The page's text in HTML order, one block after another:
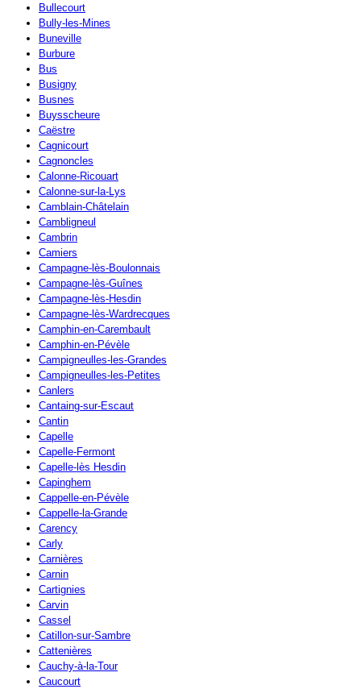
Bullecourt
Bully-les-Mines
Buneville
Burbure
Bus
Busigny
Busnes
Buysscheure
Caëstre
Cagnicourt
Cagnoncles
Calonne-Ricouart
Calonne-sur-la-Lys
Camblain-Châtelain
Cambligneul
Cambrin
Camiers
Campagne-lès-Boulonnais
Campagne-lès-Guînes
Campagne-lès-Hesdin
Campagne-lès-Wardrecques
Camphin-en-Carembault
Camphin-en-Pévèle
Campigneulles-les-Grandes
Campigneulles-les-Petites
Canlers
Cantaing-sur-Escaut
Cantin
Capelle
Capelle-Fermont
Capelle-lès Hesdin
Capinghem
Cappelle-en-Pévèle
Cappelle-la-Grande
Carency
Carly
Carnières
Carnin
Cartignies
Carvin
Cassel
Catillon-sur-Sambre
Cattenières
Cauchy-à-la-Tour
Caucourt